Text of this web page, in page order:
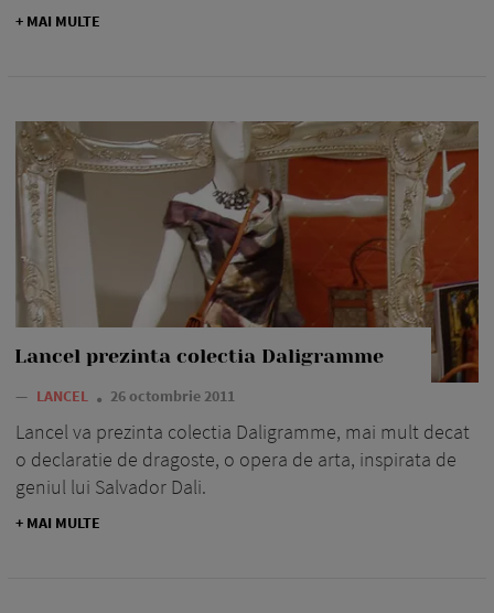
+ MAI MULTE
Lancel prezinta colectia Daligramme
— LANCEL 26 octombrie 2011
Lancel va prezinta colectia Daligramme, mai mult decat
o declaratie de dragoste, o opera de arta, inspirata de
geniul lui Salvador Dali.
+ MAI MULTE